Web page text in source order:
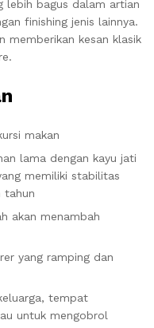
lebih bagus dalam artian
finishing jenis lainnya.
memberikan kesan klasik
makan
lama dengan kayu jati
memiliki stabilitas
tahun
akan menambah
yang ramping dan
tempat
untuk mengobrol